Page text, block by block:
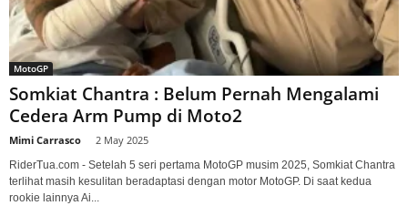
MotoGP
Somkiat Chantra : Belum Pernah Mengalami
Cedera Arm Pump di Moto2
Mimi Carrasco 2 May 2025
RiderTua.com - Setelah 5 seri pertama MotoGP musim 2025, Somkiat Chantra
terlihat masih kesulitan beradaptasi dengan motor MotoGP. Di saat kedua
rookie lainnya Ai...